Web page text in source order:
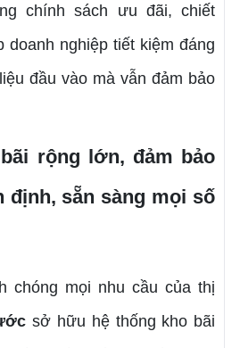
chính sách ưu đãi, chiết
doanh nghiệp tiết kiệm đáng
đầu vào mà vẫn đảm bảo
rộng lớn, đảm bảo
định, sẵn sàng mọi số
chóng mọi nhu cầu của thị
sở hữu hệ thống kho bãi